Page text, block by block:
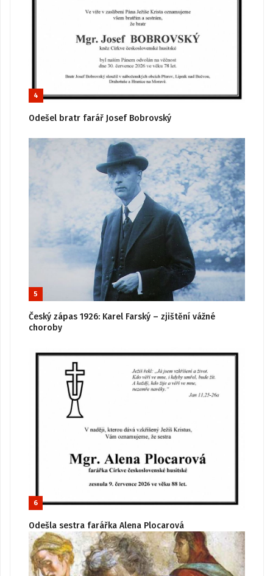
4
Odešel bratr farář Josef Bobrovský
5
Český zápas 1926: Karel Farský – zjištění vážné
choroby
6
Odešla sestra farářka Alena Plocarová